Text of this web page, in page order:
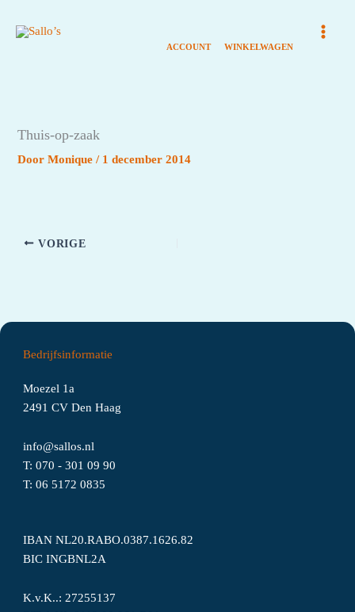
naar
Thuis-op-zaak
DoorMonique/ 1 december 2014
VORIGE
Bedrijfsinformatie
Moezel 1a
2491 CV Den Haag
info@sallos.nl
T:070 - 301 09 90
T:0651720835
IBAN NL20.RABO.0387.1626.82
BIC INGBNL2A
K.v.K..: 27255137